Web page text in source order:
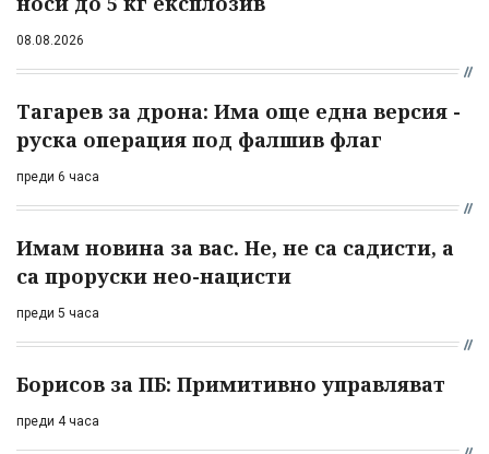
08.08.2026
Тагарев за дрона: Има още една версия -
руска операция под фалшив флаг
преди 6 часа
Имам новина за вас. Не, не са садисти, а
са проруски нео-нацисти
преди 5 часа
Борисов за ПБ: Примитивно управляват
преди 4 часа